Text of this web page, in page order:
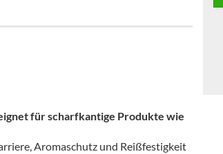
für scharfkantige Produkte wie
Aromaschutz und Reißfestigkeit